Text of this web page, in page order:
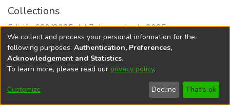
Collections
Edición 029/2025 del 7 de agosto de 2025
Universidad Nacional de Córdoba
We collect and process your personal information for the
following purposes: Authentication, Preferences,
Acknowledgement and Statistics.
To learn more, please read our privacy policy.
Customize Decline That's ok